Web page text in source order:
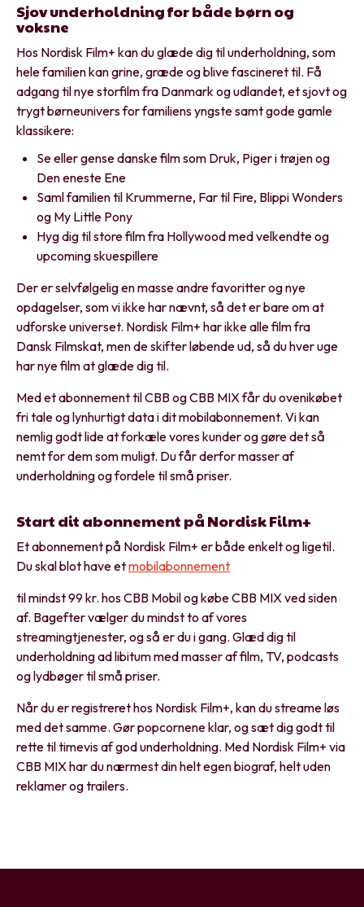
Sjov underholdning for både børn og
voksne
Hos Nordisk Film+ kan du glæde dig til underholdning, som
hele familien kan grine, græde og blive fascineret til. Få
adgang til nye storfilm fra Danmark og udlandet, et sjovt og
trygt børneunivers for familiens yngste samt gode gamle
klassikere:
Se eller gense danske film som Druk, Piger i trøjen og
Den eneste Ene
Saml familien til Krummerne, Far til Fire, Blippi Wonders
og My Little Pony
Hyg dig til store film fra Hollywood med velkendte og
upcoming skuespillere
Der er selvfølgelig en masse andre favoritter og nye
opdagelser, som vi ikke har nævnt, så det er bare om at
udforske universet. Nordisk Film+ har ikke alle film fra
Dansk Filmskat, men de skifter løbende ud, så du hver uge
har nye film at glæde dig til.
Med et abonnement til CBB og CBB MIX får du ovenikøbet
fri tale og lynhurtigt data i dit mobilabonnement. Vi kan
nemlig godt lide at forkæle vores kunder og gøre det så
nemt for dem som muligt. Du får derfor masser af
underholdning og fordele til små priser.
Start dit abonnement på Nordisk Film+
Et abonnement på Nordisk Film+ er både enkelt og ligetil.
Du skal blot have etmobilabonnement
til mindst 99 kr. hos CBB Mobil og købe CBB MIX ved siden
af. Bagefter vælger du mindst to af vores
streamingtjenester, og så er du i gang. Glæd dig til
underholdning ad libitum med masser af film, TV, podcasts
og lydbøger til små priser.
Når du er registreret hos Nordisk Film+, kan du streame løs
med det samme. Gør popcornene klar, og sæt dig godt til
rette til timevis af god underholdning. Med Nordisk Film+ via
CBB MIX har du nærmest din helt egen biograf, helt uden
reklamer og trailers.